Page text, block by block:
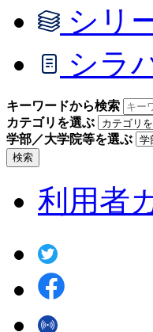
シリ
シラ
キーワードから検索
カテゴリを選ぶ
学部／大学院等を選ぶ
検索
利用者